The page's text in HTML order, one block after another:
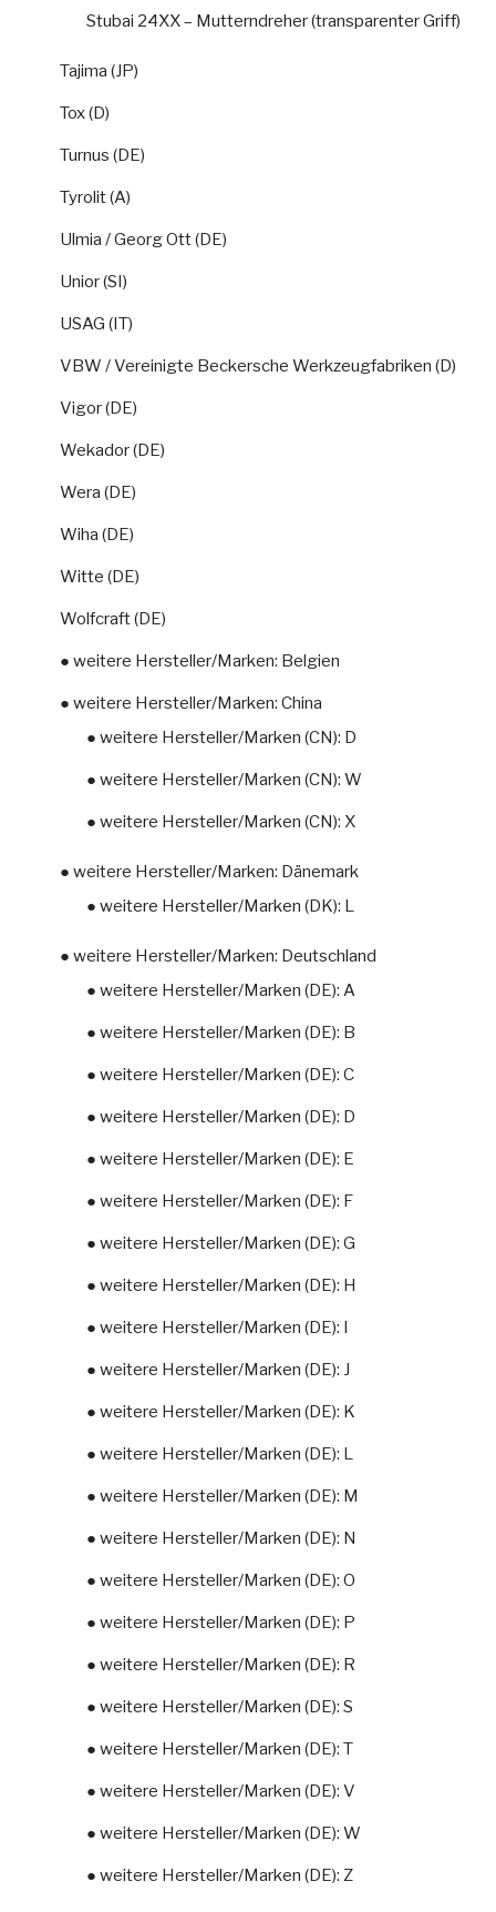
Stubai 24XX – Mutterndreher (transparenter Griff)
Tajima (JP)
Tox (D)
Turnus (DE)
Tyrolit (A)
Ulmia / Georg Ott (DE)
Unior (SI)
USAG (IT)
VBW / Vereinigte Beckersche Werkzeugfabriken (D)
Vigor (DE)
Wekador (DE)
Wera (DE)
Wiha (DE)
Witte (DE)
Wolfcraft (DE)
● weitere Hersteller/Marken: Belgien
● weitere Hersteller/Marken: China
● weitere Hersteller/Marken (CN): D
● weitere Hersteller/Marken (CN): W
● weitere Hersteller/Marken (CN): X
● weitere Hersteller/Marken: Dänemark
● weitere Hersteller/Marken (DK): L
● weitere Hersteller/Marken: Deutschland
● weitere Hersteller/Marken (DE): A
● weitere Hersteller/Marken (DE): B
● weitere Hersteller/Marken (DE): C
● weitere Hersteller/Marken (DE): D
● weitere Hersteller/Marken (DE): E
● weitere Hersteller/Marken (DE): F
● weitere Hersteller/Marken (DE): G
● weitere Hersteller/Marken (DE): H
● weitere Hersteller/Marken (DE): I
● weitere Hersteller/Marken (DE): J
● weitere Hersteller/Marken (DE): K
● weitere Hersteller/Marken (DE): L
● weitere Hersteller/Marken (DE): M
● weitere Hersteller/Marken (DE): N
● weitere Hersteller/Marken (DE): O
● weitere Hersteller/Marken (DE): P
● weitere Hersteller/Marken (DE): R
● weitere Hersteller/Marken (DE): S
● weitere Hersteller/Marken (DE): T
● weitere Hersteller/Marken (DE): V
● weitere Hersteller/Marken (DE): W
● weitere Hersteller/Marken (DE): Z